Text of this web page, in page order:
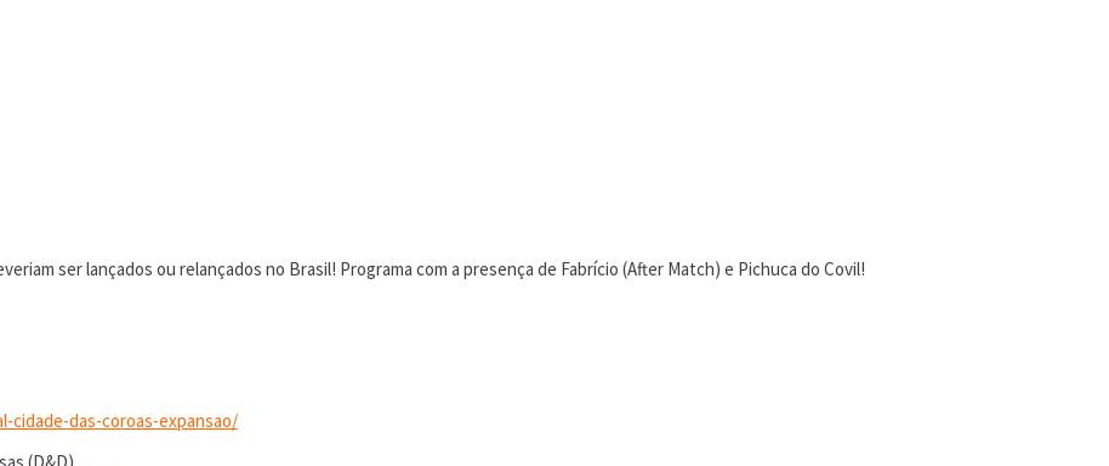
ser lançados ou relançados no Brasil! Programa com a presença de Fabrício (After Match) e Pichuca do Covil!
cidade-das-coroas-expansao/